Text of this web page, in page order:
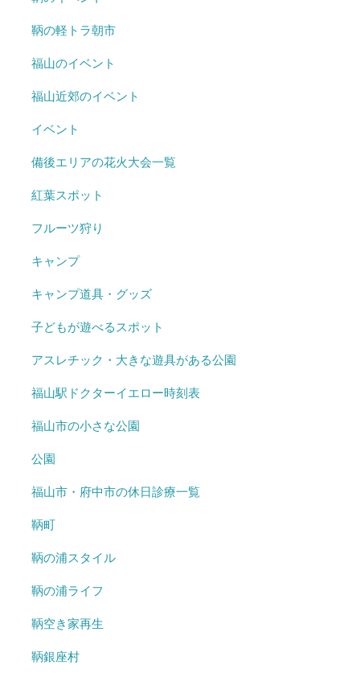
鞆の軽トラ朝市
福山のイベント
福山近郊のイベント
イベント
備後エリアの花火大会一覧
紅葉スポット
フルーツ狩り
キャンプ
キャンプ道具・グッズ
子どもが遊べるスポット
アスレチック・大きな遊具がある公園
福山駅ドクターイエロー時刻表
福山市の小さな公園
公園
福山市・府中市の休日診療一覧
鞆町
鞆の浦スタイル
鞆の浦ライフ
鞆空き家再生
鞆銀座村